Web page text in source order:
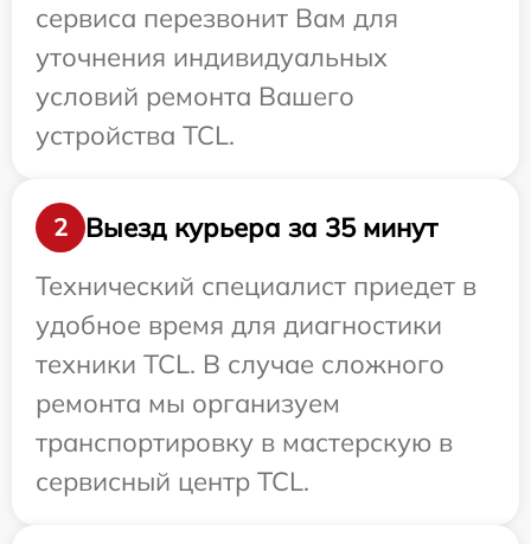
сервиса перезвонит Вам для
уточнения индивидуальных
условий ремонта Вашего
устройства TCL.
2
Выезд курьера за 35 минут
Технический специалист приедет в
удобное время для диагностики
техники TCL. В случае сложного
ремонта мы организуем
транспортировку в мастерскую в
сервисный центр TCL.